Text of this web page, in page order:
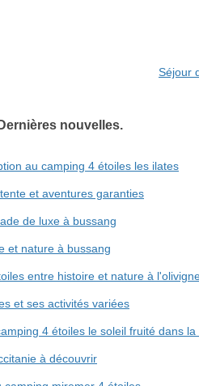
Séjour
nouvelles.
au camping 4 étoiles les ilates
et aventures garanties
de luxe à bussang
et nature à bussang
entre histoire et nature à
et ses activités variées
4 étoiles le soleil fruité dans la
à découvrir